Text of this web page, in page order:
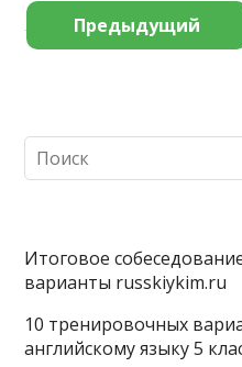
Предыдущий
Итоговое
варианты russkiykim.ru
10 тренировочных
английскому языку 5